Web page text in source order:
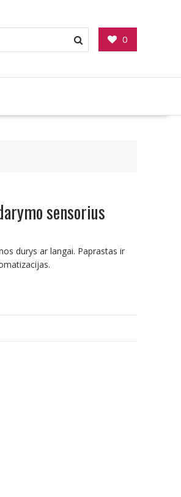
0
sensorius
durys ar langai. Paprastas ir